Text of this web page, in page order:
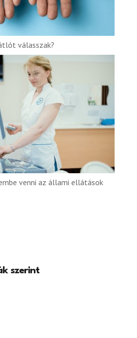
válasszak?
venni az állami ellátások
szerint